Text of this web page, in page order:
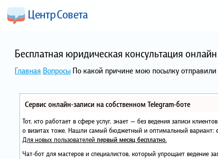
Бесплатная юридическая консультация
Главная Вопросы По какой причине мою посылку отправили
Сервис онлайн-записи на собственном Telegram-боте
Тот, кто работает в сфере услуг, знает — без ведения записи
о визитах тоже. Нашли самый бюджетный и оптимальный вариант:
Для новых пользователей первый месяц бесплатно.
Чат-бот для мастеров и специалистов, который упрощает ведение